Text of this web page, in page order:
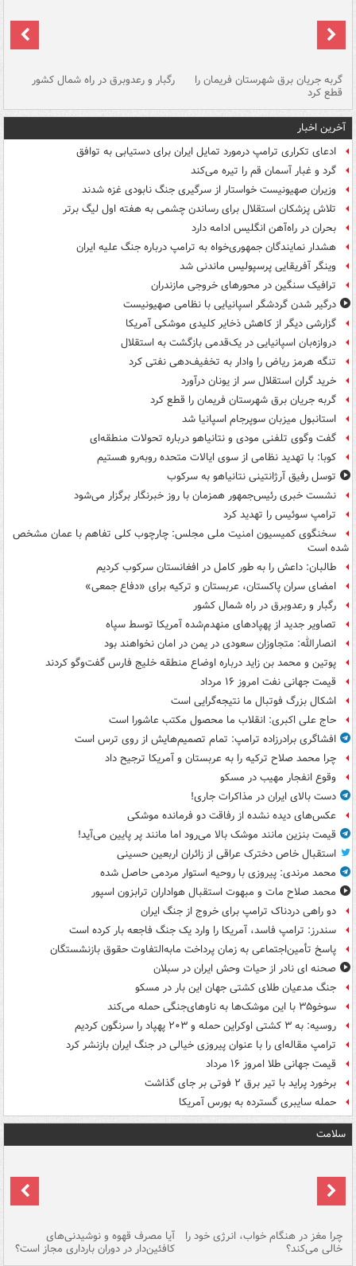
گربه جریان برق شهرستان فریمان را
قطع کرد
رگبار و رعدوبرق در راه شمال کشور
آخرین اخبار
ادعای تکراری ترامپ درمورد تمایل ایران برای دستیابی به توافق
گرد و غبار آسمان قم را تیره می‌کند
وزیران صهیونیست خواستار از سرگیری جنگ نابودی غزه شدند
تلاش پزشکان استقلال برای رساندن چشمی به هفته اول لیگ برتر
بحران در راه‌آهن انگلیس ادامه دارد
هشدار نمایندگان جمهوری‌خواه به ترامپ درباره جنگ علیه ایران
وینگر آفریقایی پرسپولیس ماندنی شد
ترافیک سنگین در محورهای خروجی مازندران
درگیر شدن گردشگر اسپانیایی با نظامی صهیونیست
گزارشی دیگر از کاهش ذخایر کلیدی موشکی آمریکا
دروازه‌بان اسپانیایی در یک‌قدمی بازگشت به استقلال
تنگه هرمز ریاض را وادار به تخفیف‌دهی نفتی کرد
خرید گران استقلال سر از یونان درآورد
گربه جریان برق شهرستان فریمان را قطع کرد
استانبول میزبان سوپرجام اسپانیا شد
گفت وگوی تلفنی مودی و نتانیاهو درباره تحولات منطقه‌ای
کوبا: با تهدید نظامی از سوی ایالات متحده روبه‌رو هستیم
توسل رفیق آرژانتینی نتانیاهو به سرکوب
نشست خبری رئیس‌جمهور همزمان با روز خبرنگار برگزار می‌شود
ترامپ سوئیس را تهدید کرد
سخنگوی کمیسیون امنیت ملی مجلس: چارچوب کلی تفاهم با عمان مشخص
شده است
طالبان: داعش را به طور کامل در افغانستان سرکوب کردیم
امضای سران پاکستان، عربستان و ترکیه برای «دفاع جمعی»
رگبار و رعدوبرق در راه شمال کشور
تصاویر جدید از پهپادهای منهدم‌شده آمریکا توسط سپاه
انصارالله: متجاوزان سعودی در یمن در امان نخواهند بود
پوتین و محمد بن زاید درباره اوضاع منطقه خلیج فارس گفت‌وگو کردند
قیمت جهانی نفت امروز ۱۶ مرداد
اشکال بزرگ فوتبال ما نتیجه‌گرایی است
حاج علی اکبری: انقلاب ما محصول مکتب عاشورا است
افشاگری برادرزاده ترامپ: تمام تصمیم‌هایش از روی ترس است
چرا محمد صلاح ترکیه را به عربستان و آمریکا ترجیح داد
وقوع انفجار مهیب در مسکو
دست بالای ایران در مذاکرات جاری!
عکس‌های دیده نشده از رفاقت دو فرمانده‌ موشکی
قیمت بنزین مانند موشک بالا می‌رود اما مانند پر پایین می‌آید!
استقبال خاص دخترک عراقی از زائران اربعین حسینی
محمد مرندی: پیروزی با روحیه استوار مردمی حاصل شده
محمد صلاح مات و مبهوت استقبال هواداران ترابزون اسپور
دو راهی دردناک ترامپ برای خروج از جنگ ایران
سندرز: ترامپ فاسد، آمریکا را وارد یک جنگ فاجعه بار کرده است
پاسخ تأمین‌اجتماعی به زمان پرداخت مابه‌التفاوت حقوق بازنشستگان
صحنه ای نادر از حیات وحش ایران در سبلان
جنگ مدعیان طلای کشتی جهان این بار در مسکو
سوخو۳۵ با این موشک‌ها به ناوهای‌جنگی حمله می‌کند
روسیه: به ۳ کشتی اوکراین حمله و ۲۰۳ پهپاد را سرنگون کردیم
ترامپ مقاله‌ای را با عنوان پیروزی خیالی در جنگ ایران بازنشر کرد
قیمت جهانی طلا امروز ۱۶ مرداد
برخورد پراید با تیر برق ۲ فوتی بر جای گذاشت
حمله سایبری گسترده به بورس آمریکا
سلامت
چرا مغز در هنگام خواب، انرژی خود را
خالی می‌کند؟
آیا مصرف قهوه و نوشیدنی‌های
کافئین‌دار در دوران بارداری مجاز است؟